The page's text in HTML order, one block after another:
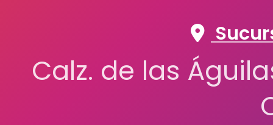
Calz. de las